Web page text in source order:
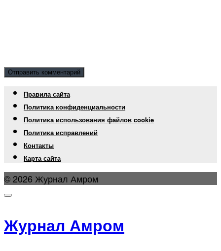
Правила сайта
Политика конфиденциальности
Политика использования файлов cookie
Политика исправлений
Контакты
Карта сайта
© 2026 Журнал Амром
Журнал Амром